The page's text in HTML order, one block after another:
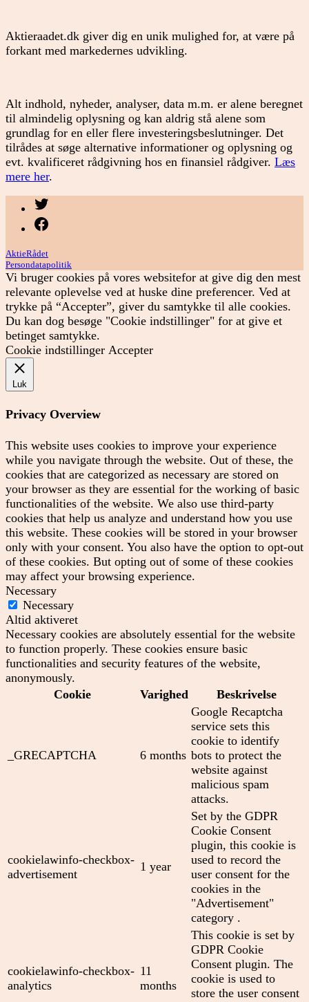
Aktieraadet.dk giver dig en unik mulighed for, at være på
forkant med markedernes udvikling.
Alt indhold, nyheder, analyser, data m.m. er alene beregnet
til almindelig oplysning og kan aldrig stå alene som
grundlag for en eller flere investeringsbeslutninger. Det
tilrådes at søge alternative informationer og oplysning og
evt. kvalificeret rådgivning hos en finansiel rådgiver. Læs
mere her.
AktieRådet
Persondatapolitik
Vi bruger cookies på vores websitefor at give dig den mest
relevante oplevelse ved at huske dine preferencer. Ved at
trykke på “Accepter”, giver du samtykke til alle cookies.
Du kan dog besøge "Cookie indstillinger" for at give et
betinget samtykke.
Cookie indstillinger Accepter
Luk
Privacy Overview
This website uses cookies to improve your experience
while you navigate through the website. Out of these, the
cookies that are categorized as necessary are stored on
your browser as they are essential for the working of basic
functionalities of the website. We also use third-party
cookies that help us analyze and understand how you use
this website. These cookies will be stored in your browser
only with your consent. You also have the option to opt-out
of these cookies. But opting out of some of these cookies
may affect your browsing experience.
Necessary
Necessary
Altid aktiveret
Necessary cookies are absolutely essential for the website
to function properly. These cookies ensure basic
functionalities and security features of the website,
anonymously.
Cookie
Varighed Beskrivelse
_GRECAPTCHA 6 months
Google Recaptcha
service sets this
cookie to identify
bots to protect the
website against
malicious spam
attacks.
cookielawinfo-checkbox-
advertisement
1 year
Set by the GDPR
Cookie Consent
plugin, this cookie is
used to record the
user consent for the
cookies in the
"Advertisement"
category .
cookielawinfo-checkbox-
analytics
11
months
This cookie is set by
GDPR Cookie
Consent plugin. The
cookie is used to
store the user consent